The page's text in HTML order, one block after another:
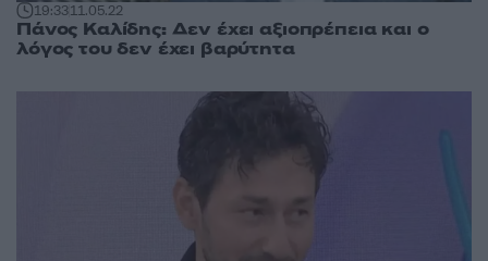
19:3311.05.22
Πάνος Καλίδης: Δεν έχει αξιοπρέπεια και ο
λόγος του δεν έχει βαρύτητα